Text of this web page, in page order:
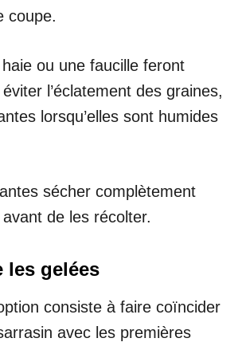
coupe.
ou une faucille feront
l’éclatement des graines,
lorsqu’elles sont humides
sécher complètement
de les récolter.
les gelées
consiste à faire coïncider
avec les premières